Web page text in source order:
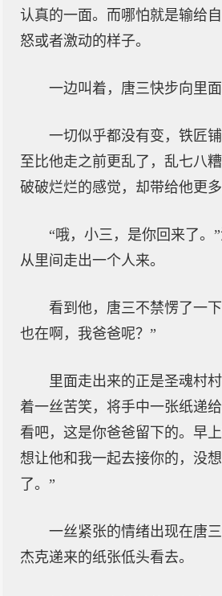
认真的一面。而哪怕就是输给
怒或者激动的样子。
一边叫着，唐三快步向里面
一切似乎都没有变，铁匠
至比他走之前更乱了，乱七八
破破烂烂的感觉，却带给他更多
“哦，小三，是你回来了。
从里间走出一个人来。
看到他，唐三不禁愣了一
也在啊，我爸爸呢？”
里面走出来的正是圣魂村
着一丝苦笑，将手中一张纸递
看吧，这是你爸爸留下的。早
想让他和我一起去接你的，没
了。”
一丝紧张的情绪出现在唐
杰克递来的纸张低头看去。